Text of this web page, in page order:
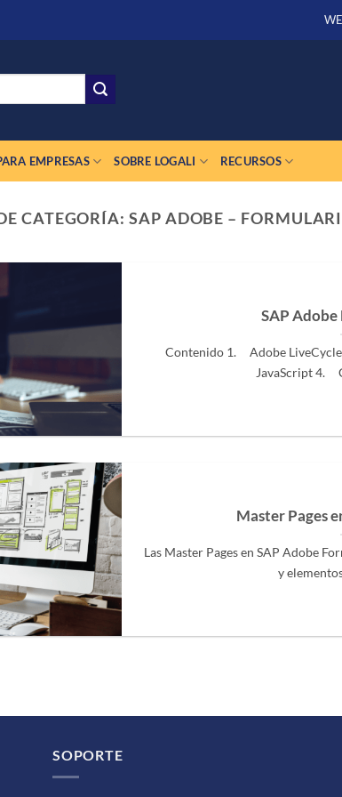
EMPRESAS SOBRE LOGALI RECURSOS
CATEGORÍA:SAP ADOBE –
SAP Adobe
Contenido 1. Adobe
JavaScript 4.
Master Pages
Las Master Pages en SAP Adobe
y
SOPORTE